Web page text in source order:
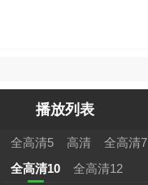
播放列表
全高清5 高清 全高清7
全高清10
全高清12